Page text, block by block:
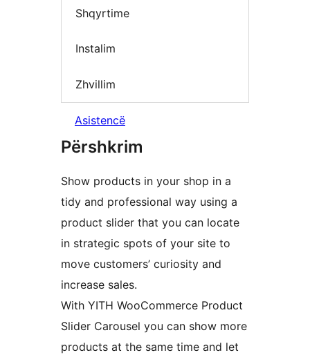
Shqyrtime
Instalim
Zhvillim
Asistencë
Përshkrim
Show products in your shop in a
tidy and professional way using a
product slider that you can locate
in strategic spots of your site to
move customers’ curiosity and
increase sales.
With YITH WooCommerce Product
Slider Carousel you can show more
products at the same time and let